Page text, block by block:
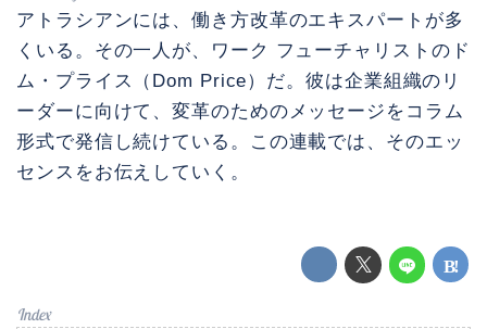
アトラシアンには、働き方改革のエキスパートが多
くいる。その一人が、ワーク フューチャリストのド
ム・プライス（Dom Price）だ。彼は企業組織のリ
ーダーに向けて、変革のためのメッセージをコラム
形式で発信し続けている。この連載では、そのエッ
センスをお伝えしていく。